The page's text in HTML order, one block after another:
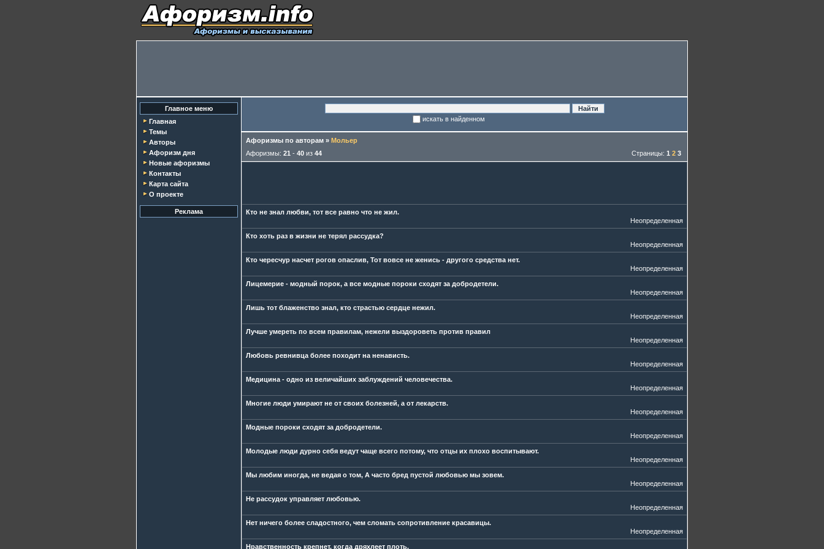
Главное меню
Главная
Темы
Авторы
Афоризм дня
Новые афоризмы
Контакты
Карта сайта
О проекте
Реклама
искать в найденном
Афоризмы по авторам » Мольер
Афоризмы: 21 - 40 из 44 Страницы: 1 2 3
Кто не знал любви, тот все равно что не жил.
Неопределенная
Кто хоть раз в жизни не терял рассудка?
Неопределенная
Кто чересчур насчет рогов опаслив, Тот вовсе не женись - другого средства нет.
Неопределенная
Лицемерие - модный порок, а все модные пороки сходят за добродетели.
Неопределенная
Лишь тот блаженство знал, кто страстью сердце нежил.
Неопределенная
Лучше умереть по всем правилам, нежели выздороветь против правил
Неопределенная
Любовь ревнивца более походит на ненависть.
Неопределенная
Медицина - одно из величайших заблуждений человечества.
Неопределенная
Многие люди умирают не от своих болезней, а от лекарств.
Неопределенная
Модные пороки сходят за добродетели.
Неопределенная
Молодые люди дурно себя ведут чаще всего потому, что отцы их плохо воспитывают.
Неопределенная
Мы любим иногда, не ведая о том, А часто бред пустой любовью мы зовем.
Неопределенная
Не рассудок управляет любовью.
Неопределенная
Нет ничего более сладостного, чем сломать сопротивление красавицы.
Неопределенная
Нравственность крепнет, когда дряхлеет плоть.